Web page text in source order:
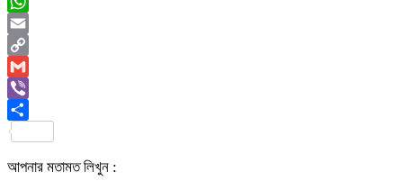
WhatsApp
Email
Copy
Link
Gmail
Viber
আপনার মতামত লিখুন :